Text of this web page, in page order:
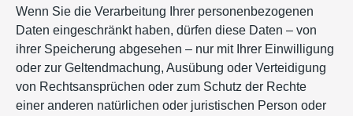
Wenn Sie die Verarbeitung Ihrer personenbezogenen
Daten eingeschränkt haben, dürfen diese Daten – von
ihrer Speicherung abgesehen – nur mit Ihrer Einwilligung
oder zur Geltendmachung, Ausübung oder Verteidigung
von Rechtsansprüchen oder zum Schutz der Rechte
einer anderen natürlichen oder juristischen Person oder